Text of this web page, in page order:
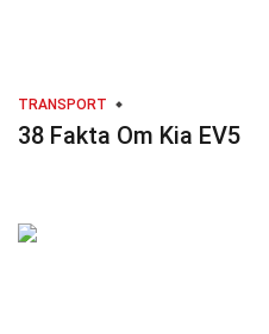
TRANSPORT
38 Fakta Om Kia EV5